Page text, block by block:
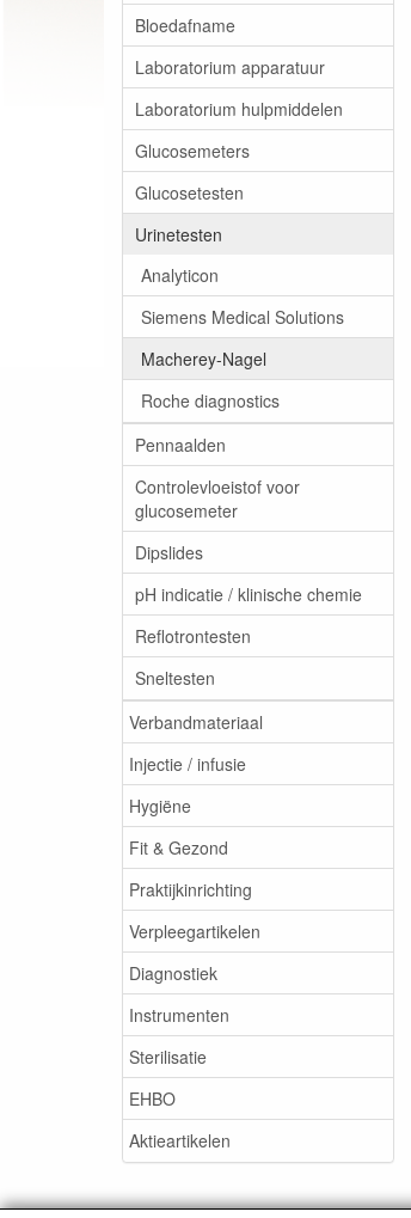
Bloedafname
Laboratorium apparatuur
Laboratorium hulpmiddelen
Glucosemeters
Glucosetesten
Urinetesten
Analyticon
Siemens Medical Solutions
Macherey-Nagel
Roche diagnostics
Pennaalden
Controlevloeistof voor
glucosemeter
Dipslides
pH indicatie / klinische chemie
Reflotrontesten
Sneltesten
Verbandmateriaal
Injectie / infusie
Hygiëne
Fit & Gezond
Praktijkinrichting
Verpleegartikelen
Diagnostiek
Instrumenten
Sterilisatie
EHBO
Aktieartikelen